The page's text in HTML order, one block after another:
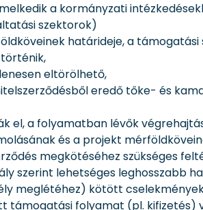
a kormányzati
szektorok)
határideje, a
eltörölhető,
eredő tőke- és
el, a folyamatban lévők
és a projekt
megkötéséhez szükséges
szerint lehetséges leghosszabb
meglétéhez) kötött
támogatási folyamat (pl. kifizetés)